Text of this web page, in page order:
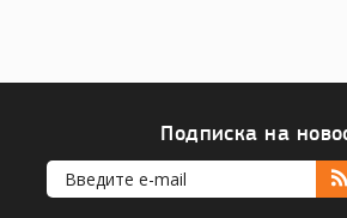
Подписка на